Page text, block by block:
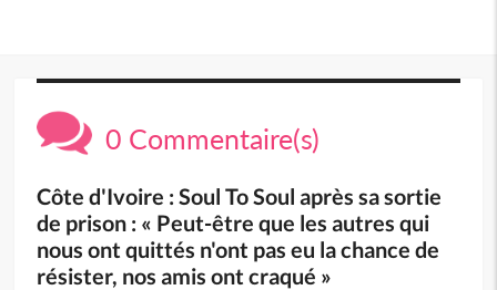
0 Commentaire(s)
Côte d'Ivoire : Soul To Soul après sa sortie
de prison : « Peut-être que les autres qui
nous ont quittés n'ont pas eu la chance de
résister, nos amis ont craqué »